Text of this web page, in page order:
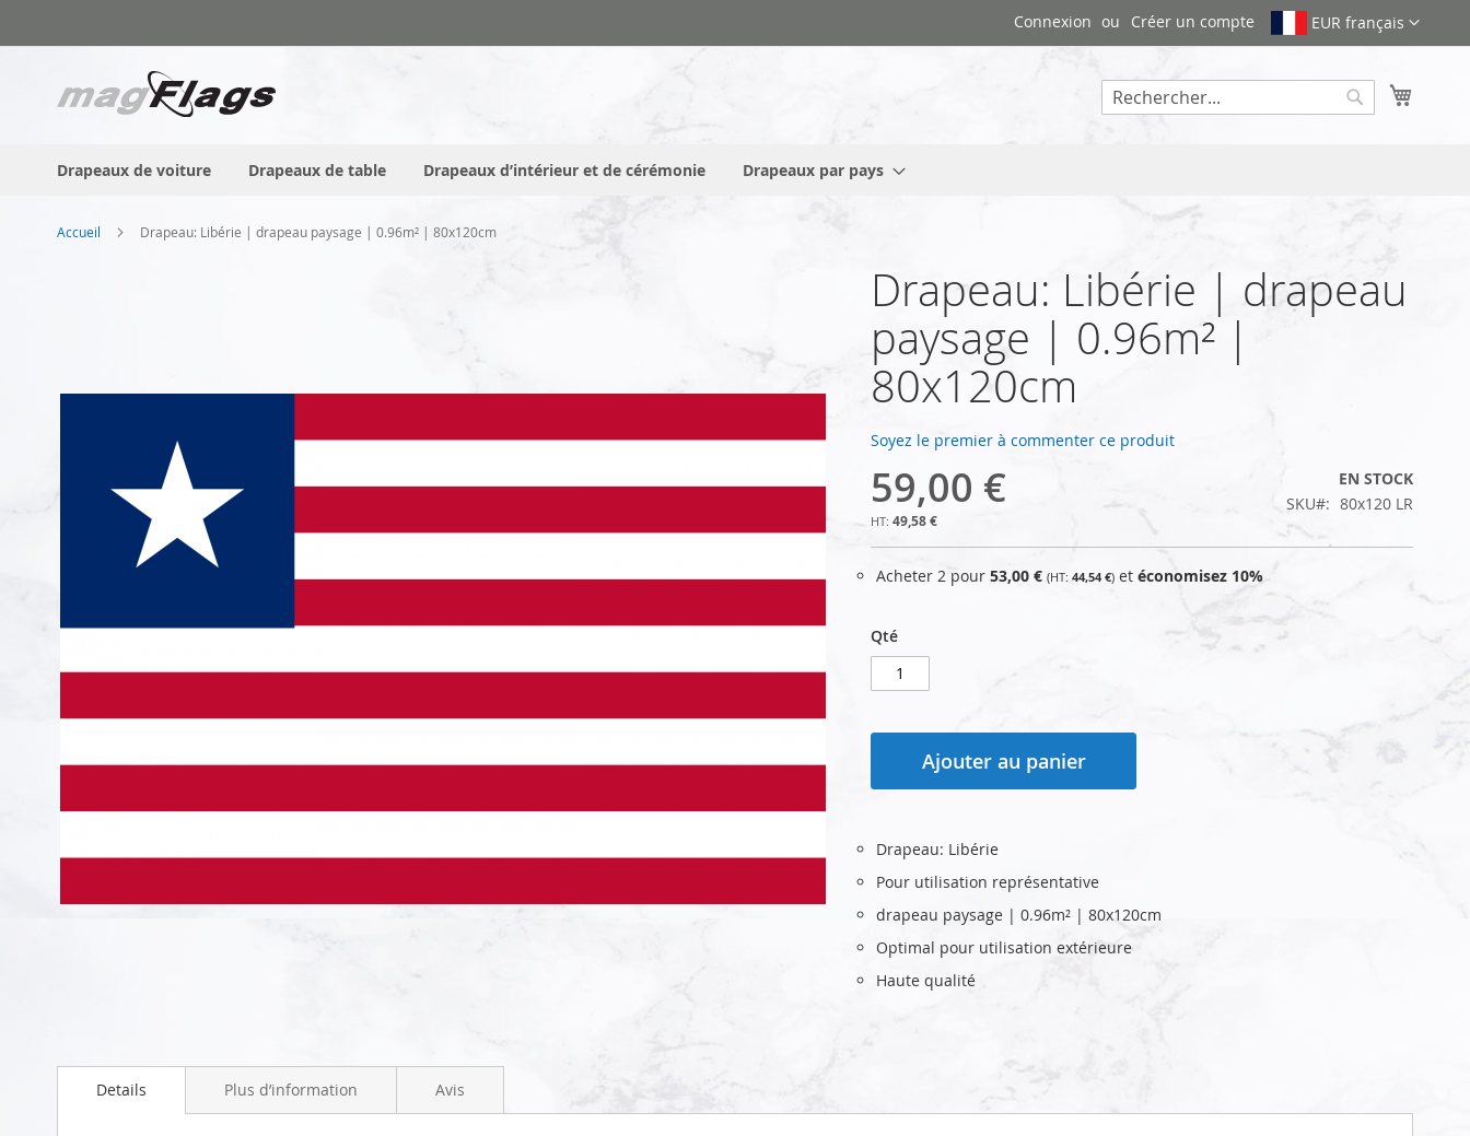
au
EUR français
Connexion Créer un compte
Drapeaux de voiture Drapeaux de table Drapeaux d’intérieur et de cérémonie Drapeaux par pays
Accueil Drapeau: Libérie | drapeau paysage | 0.96m² | 80x120cm
to
Drapeau: Libérie | drapeau
paysage | 0.96m² |
80x120cm
Soyez le premier à commenter ce produit
59,00 €
49,58 €
EN STOCK
SKU
80x120 LR
Acheter 2 pour 53,00 € 44,54 € et économisez 10%
Qté
Ajouter au panier
Drapeau: Libérie
Pour utilisation représentative
drapeau paysage | 0.96m² | 80x120cm
Optimal pour utilisation extérieure
Haute qualité
Details Plus d’information Avis